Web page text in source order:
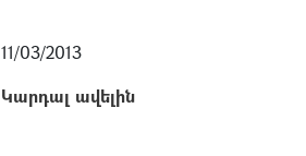
11/03/2013
Կարդալ ավելին